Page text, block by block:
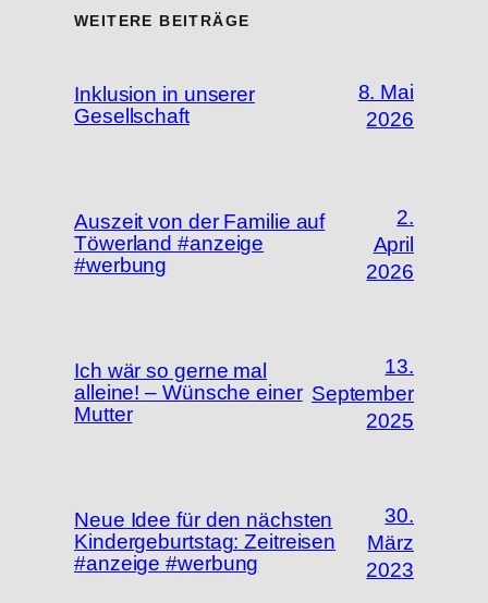
WEITERE BEITRÄGE
Inklusion in unserer
Gesellschaft
8. Mai
2026
Auszeit von der Familie auf
Töwerland #anzeige
#werbung
2.
April
2026
Ich wär so gerne mal
alleine! – Wünsche einer
Mutter
13.
September
2025
Neue Idee für den nächsten
Kindergeburtstag: Zeitreisen
#anzeige #werbung
30.
März
2023